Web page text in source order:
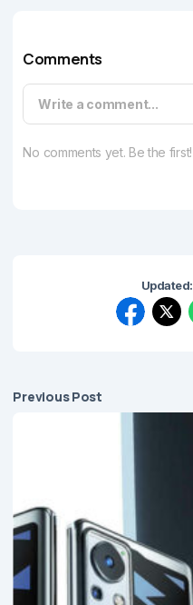
Comments
Write a comment...
No comments yet. Be the first!
Updated:
Previous Post